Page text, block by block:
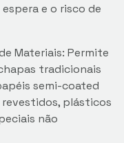
e o risco de
Materiais: Permite
tradicionais
semi-coated
plásticos
não